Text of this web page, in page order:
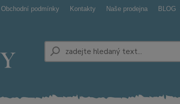
Obchodní podmínky Kontakty Naše prodejna BLOG